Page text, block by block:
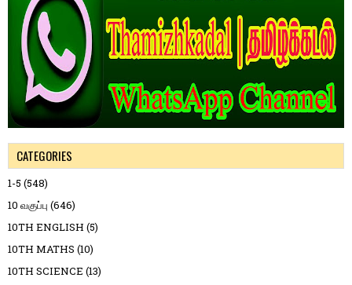
CATEGORIES
1-5 (548)
10 வகுப்பு (646)
10TH ENGLISH (5)
10TH MATHS (10)
10TH SCIENCE (13)